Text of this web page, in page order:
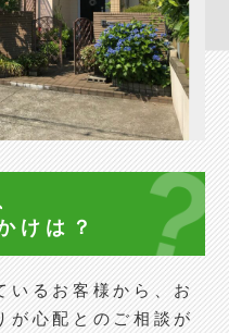
けは？
いるお客様から、お
が心配とのご相談が